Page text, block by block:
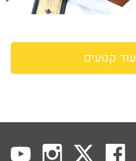
עוד קטעים